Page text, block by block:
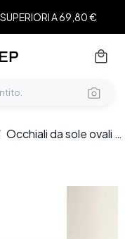
A 69,80 €
Occhiali da sole ovali neri in TR90 #BS0824-0130